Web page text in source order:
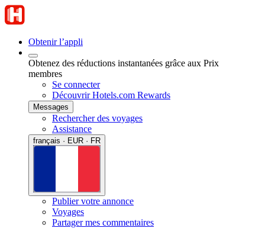
Obtenir l’appli
Obtenez des réductions instantanées grâce aux Prix
membres
Se connecter
Découvrir Hotels.com Rewards
Messages
Rechercher des voyages
Assistance
français · EUR · FR
Publier votre annonce
Voyages
Partager mes commentaires